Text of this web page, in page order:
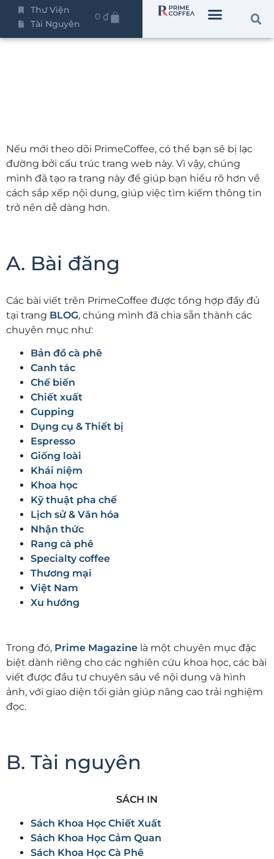
Thư Viện
Tài Nguyên
0 ₫
Sơ đồ trang web
Nếu mới theo dõi PrimeCoffee, có thể bạn sẽ bị lạc
đường bởi cấu trúc trang web này. Vì vậy, chúng
mình đã tạo ra trang này để giúp bạn hiểu rõ hơn về
cách sắp xếp nội dung, giúp việc tìm kiếm thông tin
trở nên dễ dàng hơn.
A. Bài đăng
Các bài viết trên PrimeCoffee được tổng hợp đầy đủ
tại trang BLOG, chúng mình đã chia sẵn thành các
chuyên mục như:
Bản đồ cà phê
Canh tác
Chế biến
Chiết xuất
Cupping
Dụng cụ & Thiết bị
Espresso
Giống loài
Khái niệm
Khoa học
Kỹ thuật pha chế
Lịch sử & Văn hóa
Nhận thức
Rang cà phê
Specialty coffee
Thương mại
Việt Nam
Xu hướng
Trong đó, Prime Magazine là một chuyên mục đặc
biệt dành riêng cho các nghiên cứu khoa học, các bài
viết được đầu tư chuyên sâu về nội dung và hình
ảnh, với giao diện tối giản giúp nâng cao trải nghiệm
đọc.
B. Tài nguyên
SÁCH IN
Sách Khoa Học Chiết Xuất
Sách Khoa Học Cảm Quan
Sách Khoa Học Cà Phê